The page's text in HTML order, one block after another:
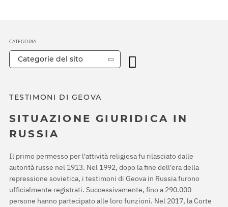
TESTIMONI DI GEOVA
SITUAZIONE GIURIDICA IN
RUSSIA
Il primo permesso per l'attività religiosa fu rilasciato dalle
autorità russe nel 1913. Nel 1992, dopo la fine dell'era della
repressione sovietica, i testimoni di Geova in Russia furono
ufficialmente registrati. Successivamente, fino a 290.000
persone hanno partecipato alle loro funzioni. Nel 2017, la Corte
CATEGORIA
Categorie del sito